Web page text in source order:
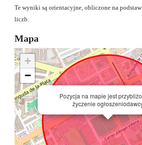
Te wyniki są orientacyjne, obliczone na
liczb.
Mapa
Pozycja na mapie jest
życzenie
+
−